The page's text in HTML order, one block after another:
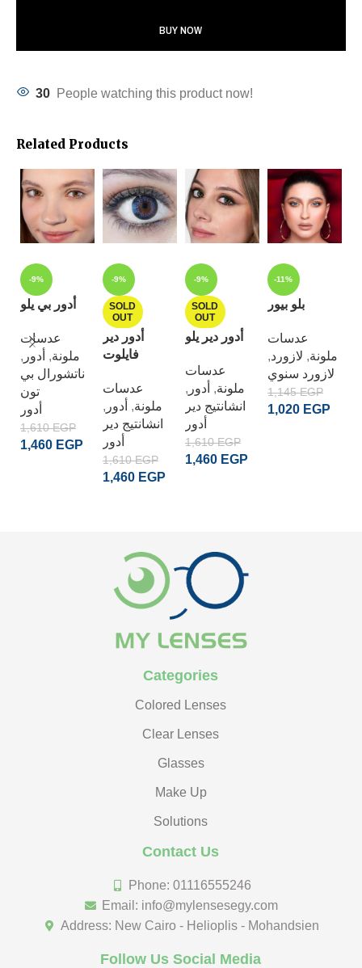
BUY NOW
30 People watching this product now!
Related Products
-9%
أدور بي يلو
عدسات
ملونة, أدور ,
ناتشورال بي
تون
أدور
1,610EGP
1,460 EGP
-9%
SOLD
OUT
أدور دير
فايلوت
عدسات
ملونة, أدور ,
انشانتيج دير
أدور
1,610EGP
1,460 EGP
-9%
SOLD
OUT
أدور دير يلو
عدسات
ملونة, أدور ,
انشانتيج دير
أدور
1,610EGP
1,460 EGP
-11%
بلو بيور
عدسات
ملونة, لازورد,
لازورد سنوي
1,145EGP
1,020 EGP
Categories
Colored Lenses
Clear Lenses
Glasses
Make Up
Solutions
Contact Us
Phone: 01116555246
Email: info@mylensesegy.com
Address: New Cairo - Helioplis - Mohandsien
Follow Us Social Media